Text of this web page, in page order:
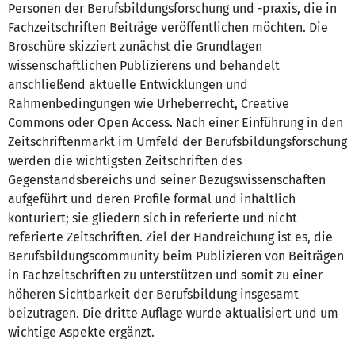
Personen der Berufsbildungsforschung und -praxis, die in
Fachzeitschriften Beiträge veröffentlichen möchten. Die
Broschüre skizziert zunächst die Grundlagen
wissenschaftlichen Publizierens und behandelt
anschließend aktuelle Entwicklungen und
Rahmenbedingungen wie Urheberrecht, Creative
Commons oder Open Access. Nach einer Einführung in den
Zeitschriftenmarkt im Umfeld der Berufsbildungsforschung
werden die wichtigsten Zeitschriften des
Gegenstandsbereichs und seiner Bezugswissenschaften
aufgeführt und deren Profile formal und inhaltlich
konturiert; sie gliedern sich in referierte und nicht
referierte Zeitschriften. Ziel der Handreichung ist es, die
Berufsbildungscommunity beim Publizieren von Beiträgen
in Fachzeitschriften zu unterstützen und somit zu einer
höheren Sichtbarkeit der Berufsbildung insgesamt
beizutragen. Die dritte Auflage wurde aktualisiert und um
wichtige Aspekte ergänzt.